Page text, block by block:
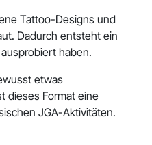
Tattoo-Designs und
Dadurch entsteht ein
haben.
etwas
dieses Format eine
JGA-Aktivitäten.